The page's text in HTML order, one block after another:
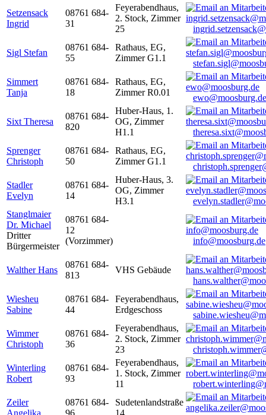
Setzensack
Ingrid
08761 684-
31
Feyerabendhaus,
2. Stock, Zimmer
25
Sigl Stefan
08761 684-
55
Rathaus, EG,
Zimmer G1.1
Simmert
Tanja
08761 684-
18
Rathaus, EG,
Zimmer R0.01
ewo@moosburg.de
Sixt Theresa
08761 684-
820
Huber-Haus, 1.
OG, Zimmer
H1.1
Sprenger
Christoph
08761 684-
50
Rathaus, EG,
Zimmer G1.1
Stadler
Evelyn
08761 684-
14
Huber-Haus, 3.
OG, Zimmer
H3.1
Stanglmaier
Dr. Michael
Dritter
Bürgermeister
08761 684-
12
(Vorzimmer)
info@moosburg.de
Walther Hans
08761 684-
813
VHS Gebäude
Wiesheu
Sabine
08761 684-
44
Feyerabendhaus,
Erdgeschoss
Wimmer
Christoph
08761 684-
36
Feyerabendhaus,
2. Stock, Zimmer
23
Winterling
Robert
08761 684-
93
Feyerabendhaus,
1. Stock, Zimmer
11
Zeiler
Angelika
08761 684-
96
Sudetenlandstraße
14